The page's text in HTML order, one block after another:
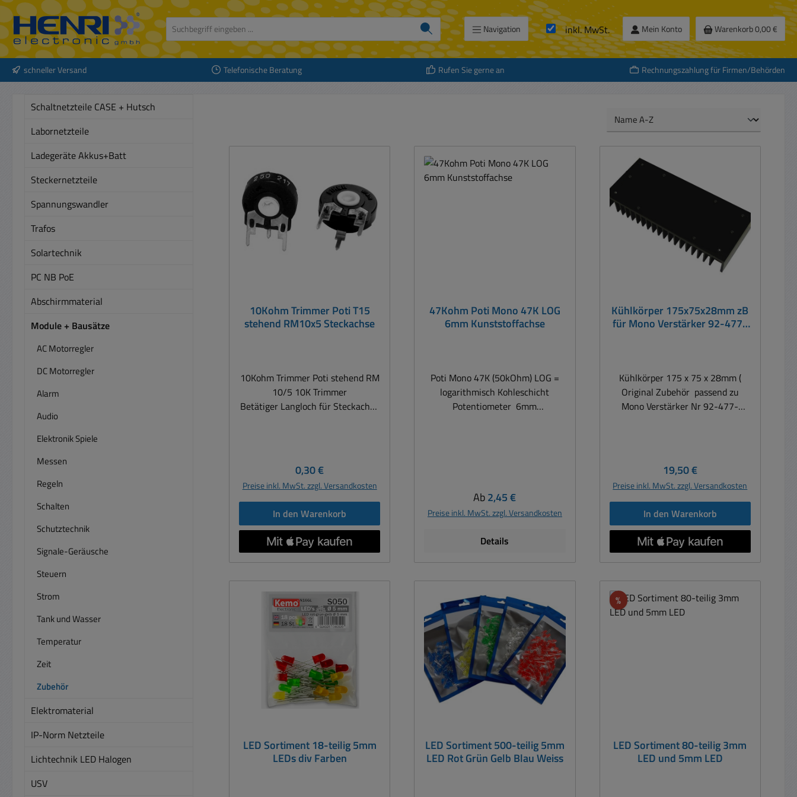
Hauptinhalt springen
Zur Suche springen
Zur Hauptnavigation springen
Navigation inkl. MwSt. Mein Konto Warenkorb0,00 €
schneller Versand Telefonische Beratung Rufen Sie gerne an Rechnungszahlung für Firmen/Behörden
Schaltnetzteile CASE + Hutsch
Labornetzteile
Ladegeräte Akkus+Batt
Steckernetzteile
Spannungswandler
Trafos
Solartechnik
PC NB PoE
Abschirmmaterial
Module + Bausätze
AC Motorregler
DC Motorregler
Alarm
Audio
Elektronik Spiele
Messen
Regeln
Schalten
Schutztechnik
Signale-Geräusche
Steuern
Strom
Tank und Wasser
Temperatur
Zeit
Zubehör
Elektromaterial
IP-Norm Netzteile
Lichtechnik LED Halogen
USV
10Kohm Trimmer Poti T15
stehend RM10x5 Steckachse
10Kohm Trimmer Poti stehend RM
10/5 10K Trimmer
Betätiger Langloch für Steckachse
Grad Betriebstemperatur -25 °C -
70 °
Regulärer Preis:
0,30 €
Preise inkl. MwSt. zzgl. Versandkosten
In den Warenkorb
47Kohm Poti Mono 47K LOG
6mm Kunststoffachse
Poti Mono 47K (50kOhm) LOG =
logarithmisch Kohleschicht
Potentiometer 6mm
Ausführung Mono Printanschluss,
Lötanschluss Temperaturbereich:
-25°C +70°C Lebensdauer: 20.000
Umdrehungen Abmessungen: D:
6mm / L: 50,0mm / C: 8mm
Regulärer Preis:
Ab2,45 €
Preise inkl. MwSt. zzgl. Versandkosten
Details
Kühlkörper 175x75x28mm zB
für Mono Verstärker 92-477-
Kühlkörper 175 x 75 x 28mm (
Original Zubehör passend zu
Mono Verstärker Nr 92-477-
Abmessungen: 175 x 75 x 28mm
Material Alu Schwarz eloxiert
passend zu siehe im Zubehör-
Register
Regulärer Preis:
19,50 €
Preise inkl. MwSt. zzgl. Versandkosten
In den Warenkorb
LED Sortiment 18-teilig 5mm
LEDs div Farben
LED Sortiment 500-teilig 5mm
LED Rot Grün Gelb Blau Weiss
%Rabatt
LED Sortiment 80-teilig 3mm
LED und 5mm LED